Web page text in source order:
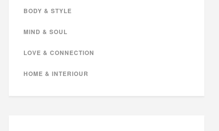
BODY & STYLE
MIND & SOUL
LOVE & CONNECTION
HOME & INTERIOUR